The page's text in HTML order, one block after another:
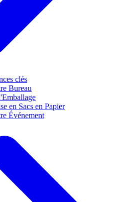
clés
Bureau
en Sacs en Papier
Événement